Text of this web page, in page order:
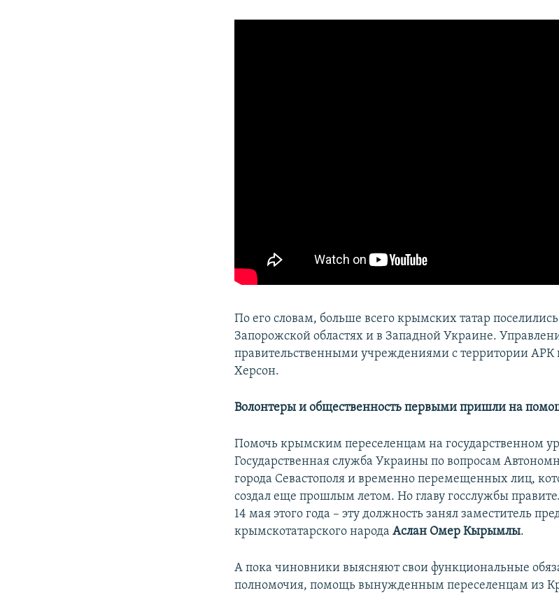
По его словам, больше всего крымских татар
Запорожской областях и в Западной Украине.
правительственными учреждениями с территории АРК
Херсон.
Волонтеры и общественность первыми пришли на
Помочь крымским переселенцам на государственном
Государственная служба Украины по вопросам
города Севастополя и временно перемещенных лиц,
создал еще прошлым летом. Но главу госслужбы
14 мая этого года – эту должность занял заместитель
крымскотатарского народаАслан Омер Кырымлы.
А пока чиновники выясняют свои функциональные
полномочия, помощь вынужденным переселенцам из